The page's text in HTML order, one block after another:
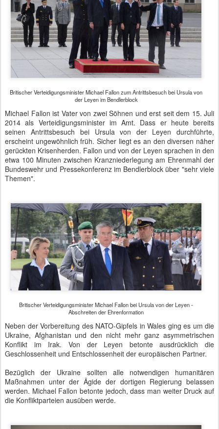
Britischer Verteidigungsminister Michael Fallon zum Antrittsbesuch bei Ursula von
der Leyen im Bendlerblock
Michael Fallon ist Vater von zwei Söhnen und erst seit dem 15. Juli
2014 als Verteidigungsminister im Amt. Dass er heute bereits
seinen Antrittsbesuch bei Ursula von der Leyen durchführte,
erscheint ungewöhnlich früh. Sicher liegt es an den diversen näher
gerückten Krisenherden. Fallon und von der Leyen sprachen in den
etwa 100 Minuten zwischen Kranzniederlegung am Ehrenmahl der
Bundeswehr und Pressekonferenz im Bendlerblock über "sehr viele
Themen".
Britischer Verteidigungsminister Michael Fallon bei Ursula von der Leyen -
Abschreiten der Ehrenformation
Neben der Vorbereitung des NATO-Gipfels in Wales ging es um die
Ukraine, Afghanistan und den nicht mehr ganz asymmetrischen
Konflikt im Irak. Von der Leyen betonte ausdrücklich die
Geschlossenheit und Entschlossenheit der europäischen Partner.
Bezüglich der Ukraine sollten alle notwendigen humanitären
Maßnahmen unter der Ägide der dortigen Regierung belassen
werden. Michael Fallon betonte jedoch, dass man weiter Druck auf
die Konfliktparteien ausüben werde.